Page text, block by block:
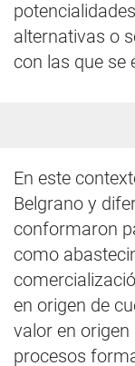
alternativas o
con las que se
En este
Belgrano y
conformaron
como
en origen de
valor en
procesos